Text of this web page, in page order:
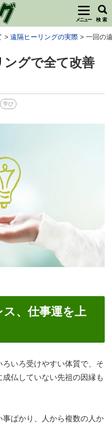
メニュー 検 索
遠隔ヒーリングの実際 一回の
ングで全て改善
学び
、仕事運を上
いろ受けやすい体質で、そ
仏していない先祖の因縁も
ばかり、人から複数の人か